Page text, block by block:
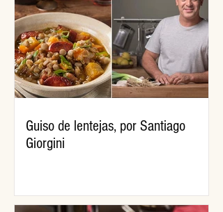
Guiso de lentejas, por Santiago
Giorgini